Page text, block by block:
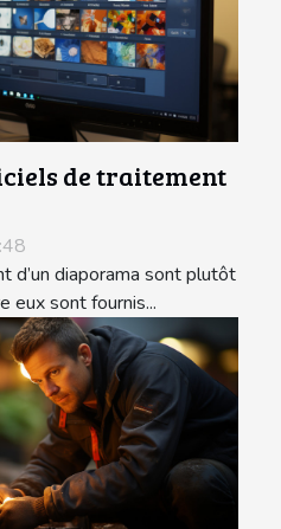
de traitement
d’un diaporama sont plutôt
eux sont fournis...